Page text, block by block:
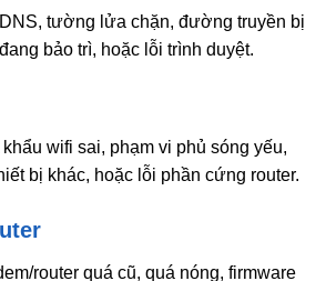
tường lửa chặn, đường truyền bị
bảo trì, hoặc lỗi trình duyệt.
khẩu wifi sai, phạm vi phủ sóng yếu,
bị khác, hoặc lỗi phần cứng router.
router quá cũ, quá nóng, firmware